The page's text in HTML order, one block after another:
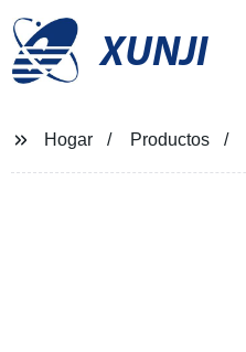
XUNJI
Hogar Productos